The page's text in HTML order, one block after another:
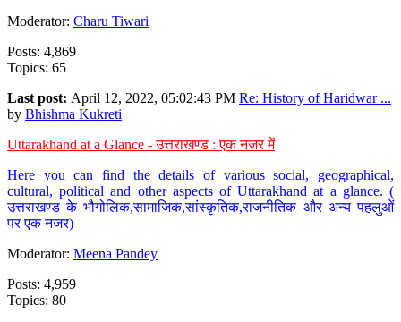
Moderator: Charu Tiwari
Posts: 4,869
Topics: 65
Last post: April 12, 2022, 05:02:43 PM Re: History of Haridwar ...
by Bhishma Kukreti
Uttarakhand at a Glance - उत्तराखण्ड : एक नजर में
Here you can find the details of various social, geographical,
cultural, political and other aspects of Uttarakhand at a glance. (
उत्तराखण्ड के भौगोलिक,सामाजिक,सांस्कृतिक,राजनीतिक और अन्य पहलुओं
पर एक नजर)
Moderator: Meena Pandey
Posts: 4,959
Topics: 80